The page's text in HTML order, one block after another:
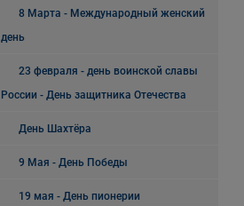
8 Марта - Международный женский
день
23 февраля - день воинской славы
России - День защитника Отечества
День Шахтёра
9 Мая - День Победы
19 мая - День пионерии